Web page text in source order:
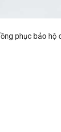
phục bảo hộ